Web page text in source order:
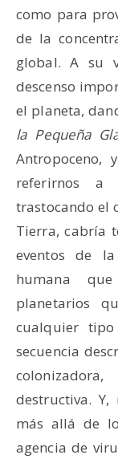
como para
de la
global. A su
descenso
el planeta,
la Pequeña
Antropoceno,
referirnos a
trastocando el
Tierra, cabría
eventos de
humana
planetarios
cualquier
secuencia
destructiva.
más allá de
agencia de